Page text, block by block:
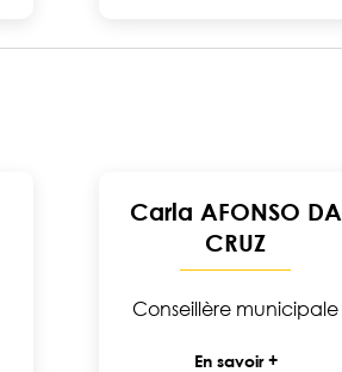
Carla AFONSO DA
CRUZ
Conseillère municipale
En savoir +